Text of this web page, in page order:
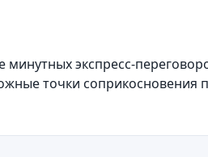
экспресс-
точки